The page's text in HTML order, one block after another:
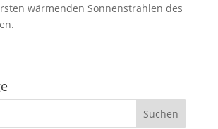
wärmenden Sonnenstrahlen des